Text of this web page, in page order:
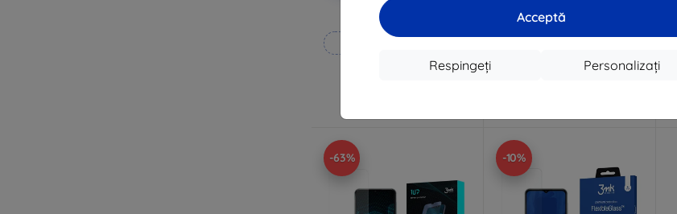
Acceptă
Personalizați
Respingeți
3mk Hammer folie de
protecție
Samsung M23 5G M236 folie
umed
33 lei
-63% -10%